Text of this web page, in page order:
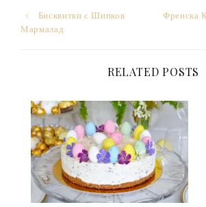
PostБисквитки с Шипков
Мармалад
Френска
RELATED POSTS